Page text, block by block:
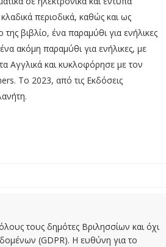
περιοδικά, καθώς και ως
βιβλίο, ένα παραμύθι για ενήλικες
ακόμη παραμύθι για ενήλικες, με
Αγγλικά και κυκλοφόρησε με τον
Το 2023, από τις Εκδόσεις
τους δημότες Βριλησσίων και όχι
(GDPR). Η ευθύνη για το